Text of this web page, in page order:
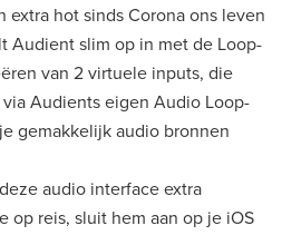
hot sinds Corona ons leven
Audient slim op in met de Loop-
van 2 virtuele inputs, die
Audients eigen Audio Loop-
gemakkelijk audio bronnen
audio interface extra
op reis, sluit hem aan op je iOS